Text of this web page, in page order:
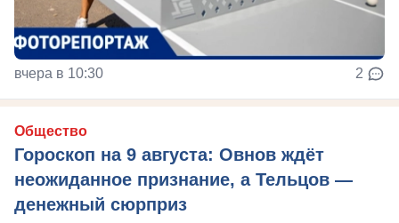
вчера в 10:30 2
Общество
Гороскоп на 9 августа: Овнов ждёт
неожиданное признание, а Тельцов —
денежный сюрприз